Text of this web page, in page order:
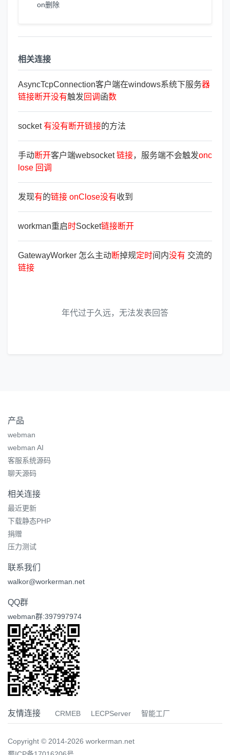
on删除
相关连接
AsyncTcpConnection客户端在windows系统下服务器
链接断开没有触发回调 函数
socket有没有断开链接的方法
手动断开客户端websocket链接，服务端不会触发onc
lose 回调
发现有的链接 onClose没有收到
workman重启时Socket链接断开
GatewayWorker 怎么主动断掉规定时间内没有 交流的
链接
年代过于久远，无法发表回答
产品
webman
webman AI
客服系统源码
聊天源码
相关连接
最近更新
下载静态PHP
捐赠
压力测试
联系我们
walkor@workerman.net
QQ群
webman群:397997974
友情连接 CRMEB LECPServer 智能工厂
Copyright © 2014-2026 workerman.net